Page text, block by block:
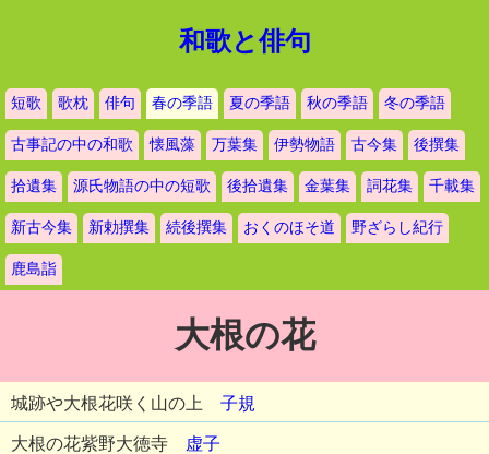
和歌と俳句
短歌 歌枕 俳句 春の季語 夏の季語 秋の季語 冬の季語
古事記の中の和歌 懐風藻 万葉集 伊勢物語 古今集 後撰集
拾遺集 源氏物語の中の短歌 後拾遺集 金葉集 詞花集 千載集
新古今集 新勅撰集 続後撰集 おくのほそ道 野ざらし紀行
鹿島詣
大根の花
城跡や大根花咲く山の上 子規
大根の花紫野大徳寺 虚子